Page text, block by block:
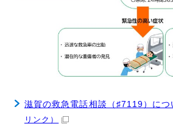
滋賀の救急電話相談（♯7119）につ
リンク）